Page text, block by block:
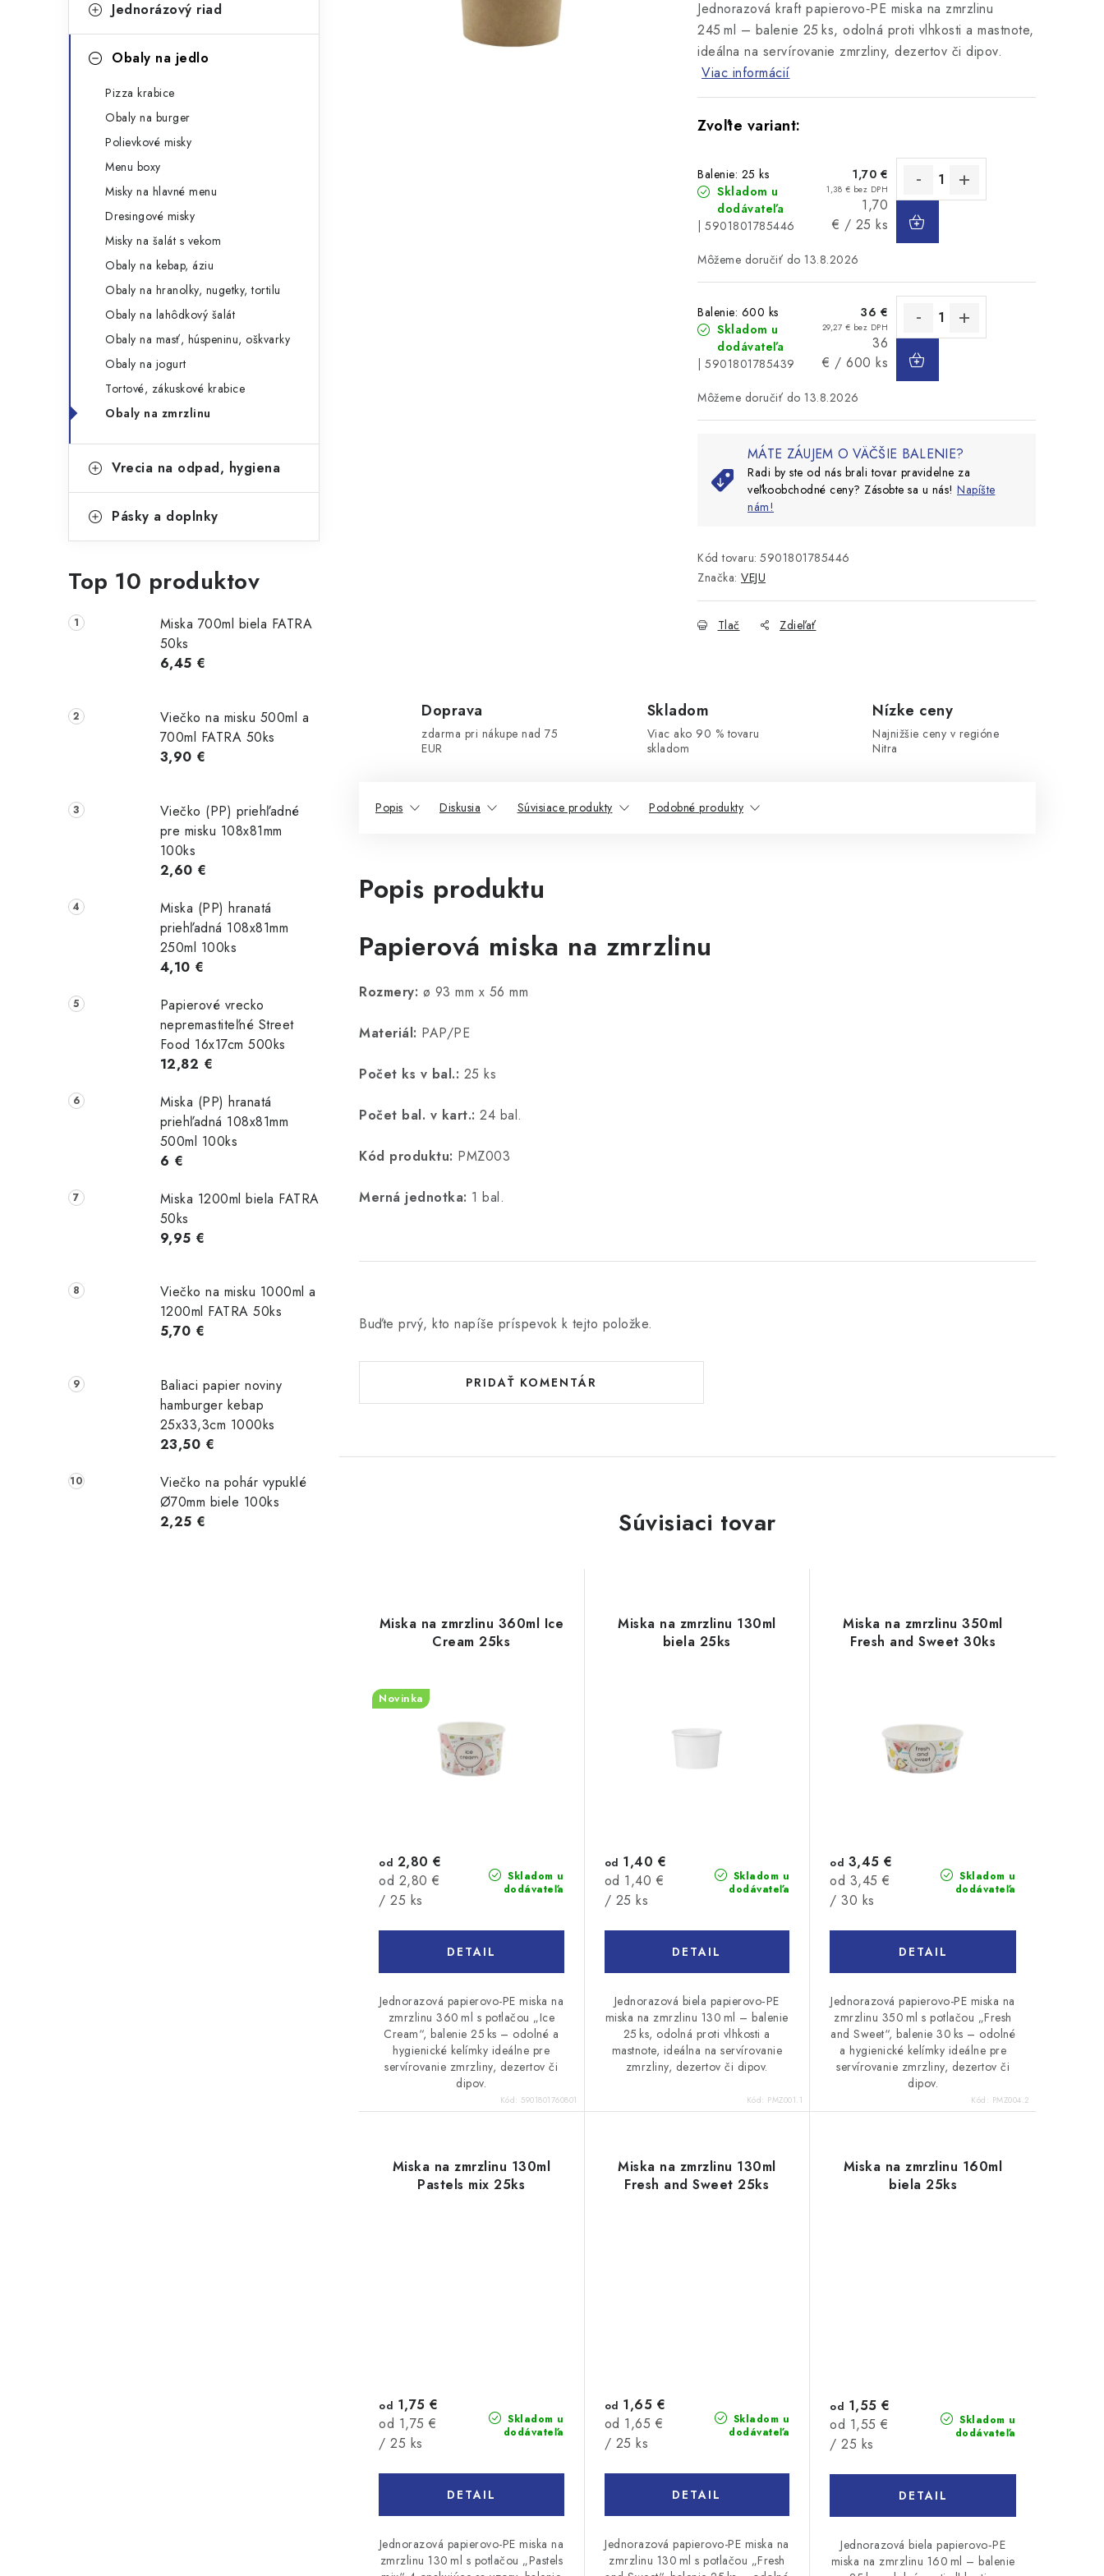
ý
ó
Jednorázový riad
Obaly na jedlo
Pizza krabice
Obaly na burger
Polievkové misky
Menu boxy
Misky na hlavné menu
Dresingové misky
Misky na šalát s vekom
Obaly na kebap, áziu
Obaly na hranolky, nugetky, tortilu
Obaly na lahôdkový šalát
Obaly na masť, húspeninu, oškvarky
Obaly na jogurt
Tortové, zákuskové krabice
Obaly na zmrzlinu
Vrecia na odpad, hygiena
Pásky a doplnky
Top 10 produktov
Miska 700ml biela FATRA
50ks
6,45 €
Viečko na misku 500ml a
700ml FATRA 50ks
3,90 €
Viečko (PP) priehľadné
pre misku 108x81mm
100ks
2,60 €
Miska (PP) hranatá
priehľadná 108x81mm
250ml 100ks
4,10 €
Papierové vrecko
nepremastiteľné Street
Food 16x17cm 500ks
12,82 €
Miska (PP) hranatá
priehľadná 108x81mm
500ml 100ks
6 €
Miska 1200ml biela FATRA
50ks
9,95 €
Viečko na misku 1000ml a
1200ml FATRA 50ks
5,70 €
Baliaci papier noviny
hamburger kebap
25x33,3cm 1000ks
23,50 €
Viečko na pohár vypuklé
Ø70mm biele 100ks
2,25 €
Jednorazová kraft papierovo‑PE miska na zmrzlinu
245 ml – balenie 25 ks, odolná proti vlhkosti a mastnote,
ideálna na servírovanie zmrzliny, dezertov či dipov.
Viac informácií
Balenie: 25 ks
Skladom u
dodávateľa
| 5901801785446
1,70 €
1,38 € bez DPH
Jednotková
cena:
1,70
€ / 25 ks
13.8.2026
Balenie: 600 ks
Skladom u
dodávateľa
| 5901801785439
36 €
29,27 € bez DPH
Jednotková
cena:
36
€ / 600 ks
13.8.2026
MÁTE ZÁUJEM O VÄČŠIE BALENIE?
Radi by ste od nás brali tovar pravidelne za
veľkoobchodné ceny? Zásobte sa u nás! Napíšte
nám!
Kód tovaru: 5901801785446
Značka: VEJU
Tlač Zdieľať
Doprava
zdarma pri nákupe nad 75
EUR
Skladom
Viac ako 90 % tovaru
skladom
Nízke ceny
Najnižšie ceny v regióne
Nitra
Popis Diskusia Súvisiace produkty Podobné produkty
Popis produktu
Papierová miska na zmrzlinu
Rozmery: ø 93 mm x 56 mm
Materiál: PAP/PE
Počet ks v bal.: 25 ks
Počet bal. v kart.: 24 bal.
Kód produktu: PMZ003
Merná jednotka: 1 bal.
Buďte prvý, kto napíše príspevok k tejto položke.
PRIDAŤ KOMENTÁR
Súvisiaci tovar
Miska na zmrzlinu 360ml Ice
Cream 25ks
Novinka
Skladom u
dodávateľa
od 2,80 €
Jednotková
cena:
od 2,80 €
/ 25 ks
DETAIL
Jednorazová papierovo-PE miska na
zmrzlinu 360 ml s potlačou „Ice
Cream“, balenie 25 ks – odolné a
hygienické kelímky ideálne pre
servírovanie zmrzliny, dezertov či
dipov.
Kód:5901801760801
Miska na zmrzlinu 130ml
biela 25ks
Skladom u
dodávateľa
od 1,40 €
Jednotková
cena:
od 1,40 €
/ 25 ks
DETAIL
Jednorazová biela papierovo‑PE
miska na zmrzlinu 130 ml – balenie
25 ks, odolná proti vlhkosti a
mastnote, ideálna na servírovanie
zmrzliny, dezertov či dipov.
Kód: PMZ001.1
Miska na zmrzlinu 350ml
Fresh and Sweet 30ks
Skladom u
dodávateľa
od 3,45 €
Jednotková
cena:
od 3,45 €
/ 30 ks
DETAIL
Jednorazová papierovo-PE miska na
zmrzlinu 350 ml s potlačou „Fresh
and Sweet“, balenie 30 ks – odolné
a hygienické kelímky ideálne pre
servírovanie zmrzliny, dezertov či
dipov.
Kód: PMZ004.2
Miska na zmrzlinu 130ml
Pastels mix 25ks
Skladom u
dodávateľa
od 1,75 €
Jednotková
cena:
od 1,75 €
/ 25 ks
DETAIL
Jednorazová papierovo-PE miska na
zmrzlinu 130 ml s potlačou „Pastels
Miska na zmrzlinu 130ml
Fresh and Sweet 25ks
Skladom u
dodávateľa
od 1,65 €
Jednotková
cena:
od 1,65 €
/ 25 ks
DETAIL
Jednorazová papierovo-PE miska na
zmrzlinu 130 ml s potlačou „Fresh
Miska na zmrzlinu 160ml
biela 25ks
Skladom u
dodávateľa
od 1,55 €
Jednotková
cena:
od 1,55 €
/ 25 ks
DETAIL
Jednorazová biela papierovo‑PE
miska na zmrzlinu 160 ml – balenie